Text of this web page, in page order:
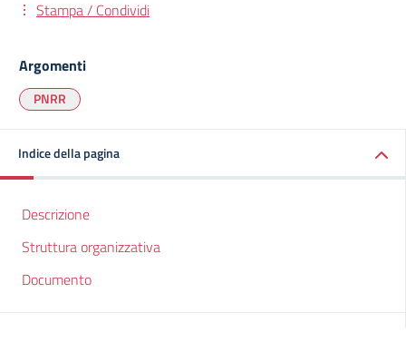
Stampa / Condividi
Argomenti
PNRR
Indice della pagina
Descrizione
Struttura organizzativa
Documento